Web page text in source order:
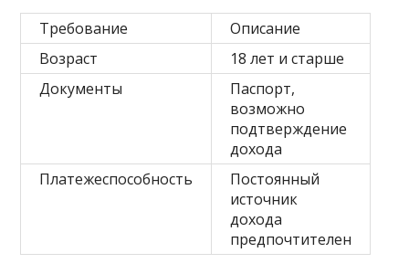
Требование
Описание
Возраст
18 лет и старше
Документы
Паспорт,
возможно
подтверждение
дохода
Платежеспособность
Постоянный
источник
дохода
предпочтителен